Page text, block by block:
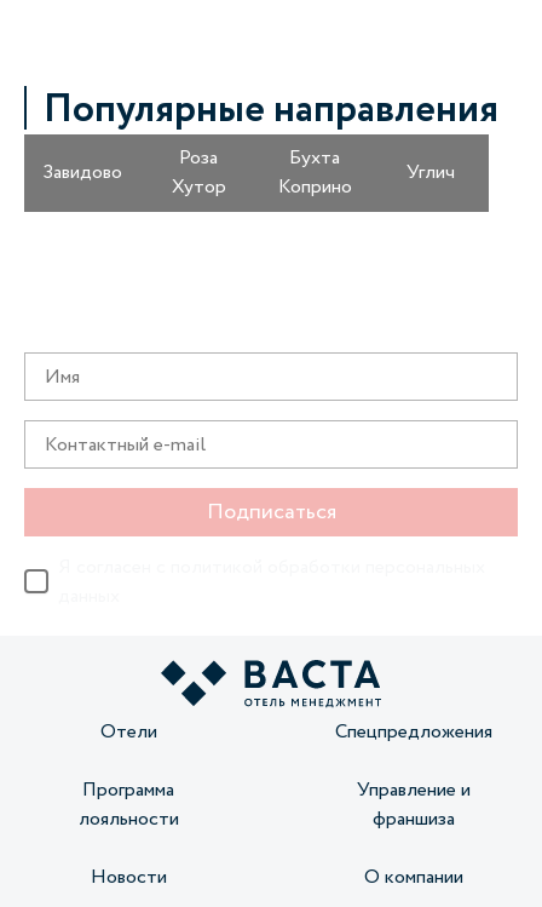
Популярные направления
Завидово
Роза
Хутор
Бухта
Коприно
Углич
Подписаться
Отели Спецпредложения
Программа
лояльности
Управление и
франшиза
Новости О компании